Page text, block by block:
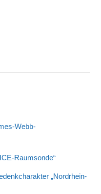
Webb-
Raumsonde“
„Nordrhein-